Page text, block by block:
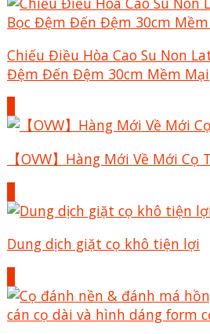
Chiếu Điều Hòa Cao Su Non
Đệm Đến Đệm 30cm Mềm Mại
【OVW】Hàng Mới Về Mới
Dung dịch giặt cọ khô tiện lợi